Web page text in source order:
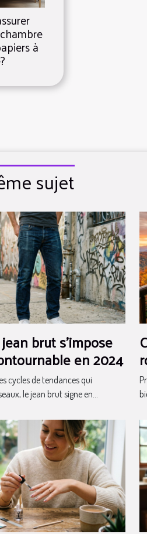
à
sujet
brut s’impose
en 2024
cycles de tendances qui
le jean brut signe en...